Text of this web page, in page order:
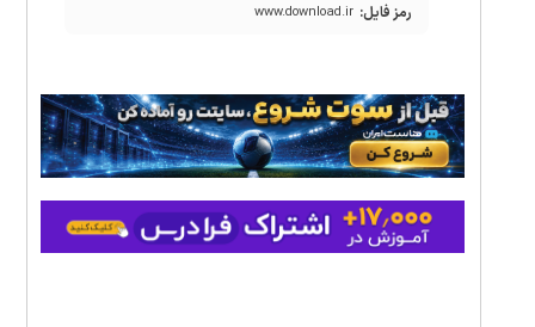
رمز فایل: www.download.ir